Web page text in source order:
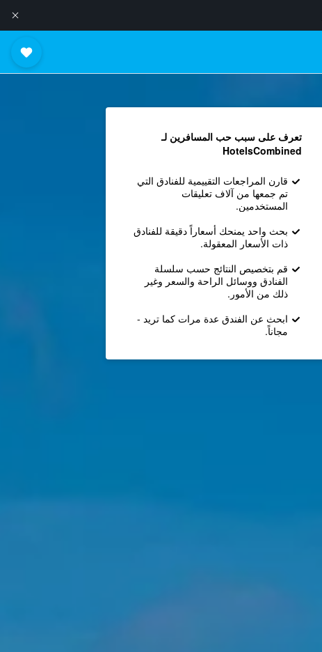
تعرف على سبب حب المسافرين لـ
HotelsCombined
قارن المراجعات التقييمية للفنادق التي
تم جمعها من آلاف تعليقات
المستخدمين.
بحث واحد يمنحك أسعاراً دقيقة للفنادق
ذات الأسعار المعقولة.
قم بتخصيص النتائج حسب سلسلة
الفنادق ووسائل الراحة والسعر وغير
ذلك من الأمور.
ابحث عن الفندق عدة مرات كما تريد -
مجاناً.